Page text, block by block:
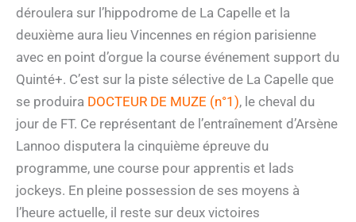
déroulera sur l’hippodrome de La Capelle et la
deuxième aura lieu Vincennes en région parisienne
avec en point d’orgue la course événement support du
Quinté+. C’est sur la piste sélective de La Capelle que
se produira DOCTEUR DE MUZE (n°1), le cheval du
jour de FT. Ce représentant de l’entraînement d’Arsène
Lannoo disputera la cinquième épreuve du
programme, une course pour apprentis et lads
jockeys. En pleine possession de ses moyens à
l’heure actuelle, il reste sur deux victoires